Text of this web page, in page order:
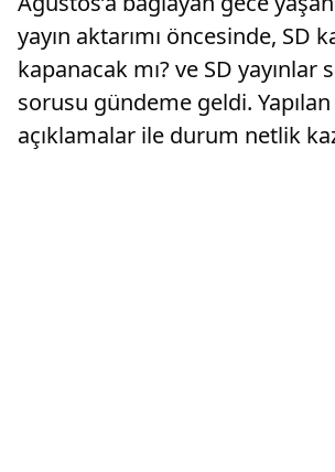
yayın aktarımı öncesinde, SD
kapanacak mı? ve SD yayınlar
sorusu gündeme geldi.
açıklamalar ile durum netlik